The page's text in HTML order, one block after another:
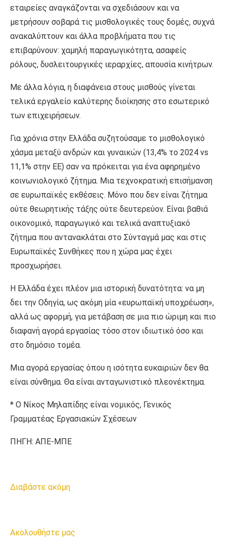
εταιρείες αναγκάζονται να σχεδιάσουν και να
μετρήσουν σοβαρά τις μισθολογικές τους δομές, συχνά
ανακαλύπτουν και άλλα προβλήματα που τις
επιβαρύνουν: χαμηλή παραγωγικότητα, ασαφείς
ρόλους, δυσλειτουργικές ιεραρχίες, απουσία κινήτρων.
Με άλλα λόγια, η διαφάνεια στους μισθούς γίνεται
τελικά εργαλείο καλύτερης διοίκησης στο εσωτερικό
των επιχειρήσεων.
Για χρόνια στην Ελλάδα συζητούσαμε το μισθολογικό
χάσμα μεταξύ ανδρών και γυναικών (13,4% το 2024 vs
11,1% στην ΕΕ) σαν να πρόκειται για ένα αφηρημένο
κοινωνιολογικό ζήτημα. Μια τεχνοκρατική επισήμανση
σε ευρωπαϊκές εκθέσεις. Μόνο που δεν είναι ζήτημα
ούτε θεωρητικής τάξης ούτε δευτερεύον. Είναι βαθιά
οικονομικό, παραγωγικό και τελικά αναπτυξιακό
ζήτημα που αντανακλάται στο Σύνταγμά μας και στις
Ευρωπαϊκές Συνθήκες που η χώρα μας έχει
προσχωρήσει.
Η Ελλάδα έχει πλέον μια ιστορική δυνατότητα: να μη
δει την Οδηγία, ως ακόμη μία «ευρωπαϊκή υποχρέωση»,
αλλά ως αφορμή, για μετάβαση σε μια πιο ώριμη και πιο
διαφανή αγορά εργασίας τόσο στον ιδιωτικό όσο και
στο δημόσιο τομέα.
Μια αγορά εργασίας όπου η ισότητα ευκαιριών δεν θα
είναι σύνθημα. Θα είναι ανταγωνιστικό πλεονέκτημα.
* Ο Νίκος Μηλαπίδης είναι νομικός, Γενικός
Γραμματέας Εργασιακών Σχέσεων
ΠΗΓΗ: ΑΠΕ-ΜΠΕ
Διαβάστε ακόμη
Ακολουθήστε μας